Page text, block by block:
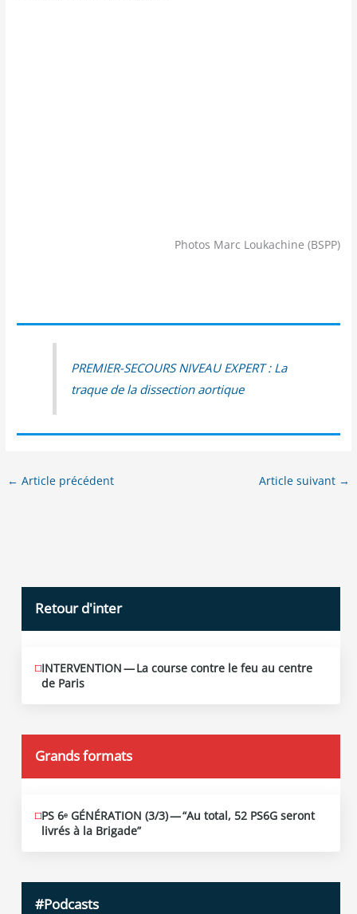
Photos Marc Loukachine (BSPP)
PREMIER-SECOURS NIVEAU EXPERT : La
traque de la dis­sec­tion aortique
← Article précédent Article suivant →
Retour d'inter
JUIN
12
INTERVENTION — La course contre le feu au centre
de Paris
Grands formats
JUIN
19
PS 6ᵉ GÉNÉRATION (3/​3) — “Au total, 52 PS6G seront
livrés à la Brigade”
#Podcasts